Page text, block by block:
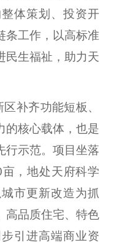
体策划、投资开
条工作，以高标准
民生福祉，助力天
补齐功能短板、
的核心载体，也是
行示范。项目坐落
，地处天府科学
市更新改造为抓
高品质住宅、特色
引进高端商业资